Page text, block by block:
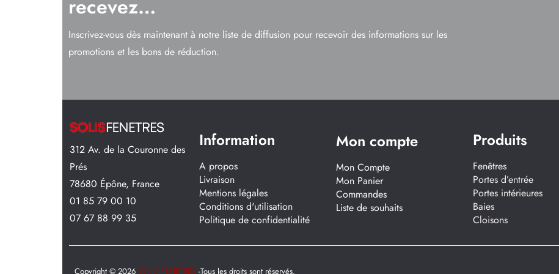
recevez…
Inscrivez-vous dès maintenant à notre liste de diffusion pour recevoir des informations sur les
promotions et les bons de réduction.
312 Av. de la Couronne des
Prés
78680 Épône, France
01 85 79 00 10
07 67 88 99 35
Information
A propos
Livraison
Mentions légales
Conditions d'utilisation
Politique de confidentialité
Mon compte
Mon Compte
Mon Panier
Commandes
Liste de souhaits
Produits
Fenêtres
Portes d’entrée
Portes intérieures
Baies
Cloisons
Copyright © 2026 SOLIS FENÊTRES -Tous les droits sont réservés.